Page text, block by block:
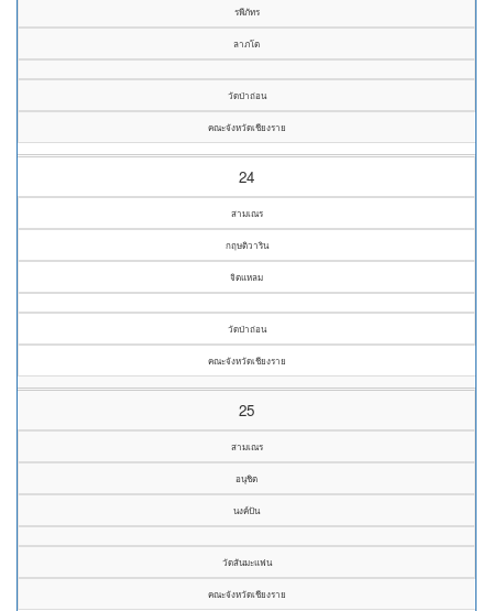
รพีภัทร
ลาภโต
วัดป่าถ่อน
คณะจังหวัดเชียงราย
24
สามเณร
กฤษติวาริน
จิตแหลม
วัดป่าถ่อน
คณะจังหวัดเชียงราย
25
สามเณร
อนุชิต
นงค์ปัน
วัดสันมะแฟน
คณะจังหวัดเชียงราย